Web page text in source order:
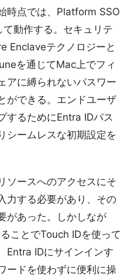
時点では、Platform SSO
動作する。セキュリテ
Enclaveテクノロジーと
を通じてMac上でフィ
アに縛られないパスワー
ができる。エンドユーザ
するためにEntra IDパス
シームレスな初期設定を
ソースへのアクセスにそ
力する必要があり、その
があった。しかしなが
ことでTouch IDを使って
Entra IDにサインインす
ードを使わずに便利に操